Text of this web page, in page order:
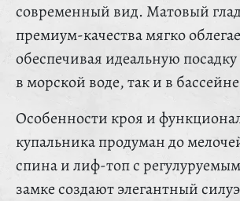
современный вид. Матовый
премиум-качества мягко
обеспечивая идеальную
в морской воде, так и в
Особенности кроя и
купальника продуман до
спина и лиф-топ с
замке создают элегантный